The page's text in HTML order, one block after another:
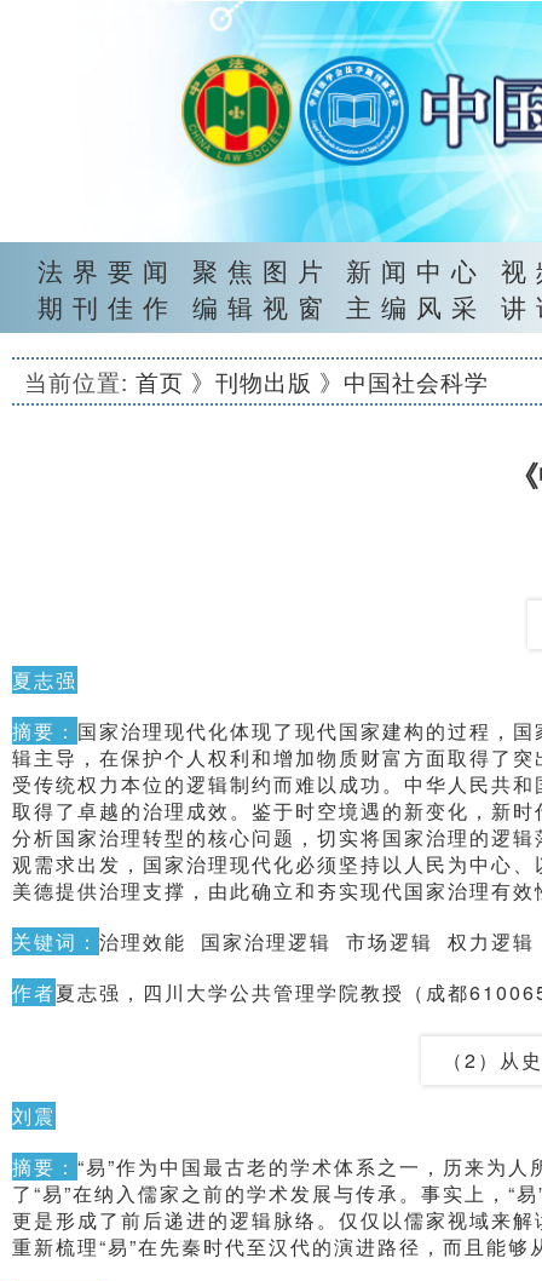
法界要闻 聚焦图片 新闻中心
期刊佳作
编辑视窗 主编风采
当前位置: 首页 》刊物出版 》中国社会科学
夏志强
摘要： 国家治理现代化体现了现代国家建构的过程，
辑主导，在保护个人权利和增加物质财富方面取得了
受传统权力本位的逻辑制约而难以成功。中华人民共
取得了卓越的治理成效。鉴于时空境遇的新变化，新
分析国家治理转型的核心问题，切实将国家治理的逻
观需求出发，国家治理现代化必须坚持以人民为中心
美德提供治理支撑，由此确立和夯实现代国家治理有
关键词： 治理效能 国家治理逻辑 市场逻辑 权力逻辑
作者夏志强，四川大学公共管理学院教授（成都
（2）从
刘震
摘要： “易”作为中国最古老的学术体系之一，历来为
了“易”在纳入儒家之前的学术发展与传承。事实上，“
更是形成了前后递进的逻辑脉络。仅仅以儒家视域来
重新梳理“易”在先秦时代至汉代的演进路径，而且能